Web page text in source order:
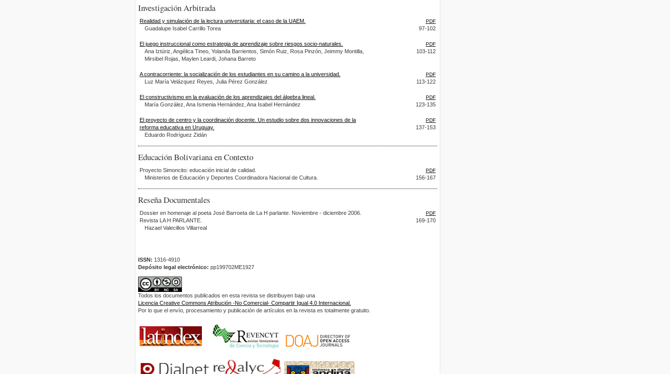
Investigación Arbitrada
Realidad y simulación de la lectura universitaria: el caso de la UAEM.
Guadalupe Isabel Carrillo Torea
PDF
97-102
El juego instruccional como estrategia de aprendizaje sobre riesgos socio-naturales.
Ana Iztúriz, Angélica Tineo, Yolanda Barrientos, Simón Ruiz, Rosa Pinzón, Jeimmy Montilla,
Mirsibel Rojas, Maylen Leardi, Johana Barreto
PDF
103-112
A contracorriente: la socialización de los estudiantes en su camino a la universidad.
Luz María Velázquez Reyes, Julia Pérez González
PDF
113-122
El constructivismo en la evaluación de los aprendizajes del álgebra lineal.
María González, Ana Ismenia Hernández, Ana Isabel Hernández
PDF
123-135
El proyecto de centro y la coordinación docente. Un estudio sobre dos innovaciones de la
reforma educativa en Uruguay.
Eduardo Rodríguez Zidán
PDF
137-153
Educación Bolivariana en Contexto
Proyecto Simoncito: educación inicial de calidad.
Ministerios de Educación y Deportes Coordinadora Nacional de Cultura.
PDF
156-167
Reseña Documentales
Dossier en homenaje al poeta José Barroeta de La H parlante. Noviembre - diciembre 2006.
Revista LA H PARLANTE.
Hazael Valecillos Villarreal
PDF
169-170
ISSN: 1316-4910
Depósito legal electrónico: pp199702ME1927
Todos los documentos publicados en esta revista se distribuyen bajo una
Licencia Creative Commons Atribución -No Comercial- Compartir Igual 4.0 Internacional.
Por lo que el envío, procesamiento y publicación de artículos en la revista es totalmente gratuito.